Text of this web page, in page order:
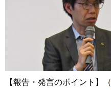
【報告・発言のポイント】（